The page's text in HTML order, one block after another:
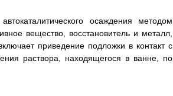
осаждения методом
вещество, восстановитель и металл,
приведение подложки в контакт с
раствора, находящегося в ванне, по